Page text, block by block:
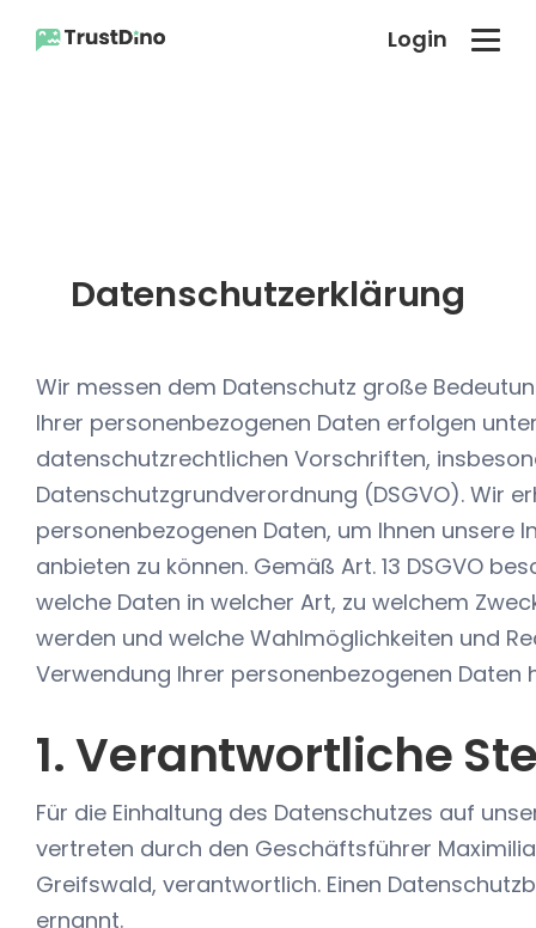
Login
Datenschutzerklärung
Wir messen dem Datenschutz große
Ihrer personenbezogenen Daten erfolgen
datenschutzrechtlichen Vorschriften,
Datenschutzgrundverordnung (DSGVO). Wir
personenbezogenen Daten, um Ihnen unsere
anbieten zu können. Gemäß Art. 13 DSGVO
welche Daten in welcher Art, zu welchem
werden und welche Wahlmöglichkeiten und
Verwendung Ihrer personenbezogenen Daten
1. Verantwortliche
Für die Einhaltung des Datenschutzes auf
vertreten durch den Geschäftsführer
Greifswald, verantwortlich. Einen
ernannt.